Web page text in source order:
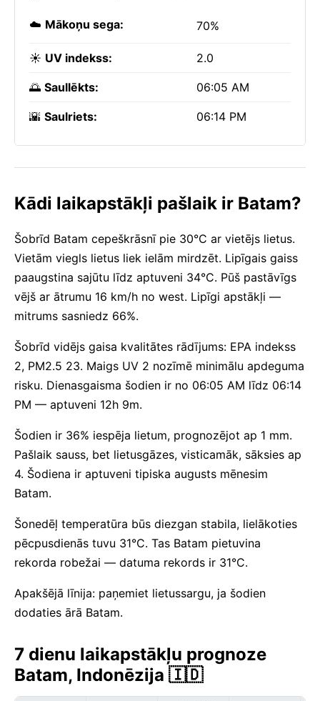
☁️ Mākoņu sega: 70%
☀️ UV indekss: 2.0
🌅 Saullēkts: 06:05 AM
🌇 Saulriets: 06:14 PM
Kādi laikapstākļi pašlaik ir Batam?
Šobrīd Batam cepeškrāsnī pie 30°C ar vietējs lietus.
Vietām viegls lietus liek ielām mirdzēt. Lipīgais gaiss
paaugstina sajūtu līdz aptuveni 34°C. Pūš pastāvīgs
vējš ar ātrumu 16 km/h no west. Lipīgi apstākļi —
mitrums sasniedz 66%.
Šobrīd vidējs gaisa kvalitātes rādījums: EPA indekss
2, PM2.5 23. Maigs UV 2 nozīmē minimālu apdeguma
risku. Dienasgaisma šodien ir no 06:05 AM līdz 06:14
PM — aptuveni 12h 9m.
Šodien ir 36% iespēja lietum, prognozējot ap 1 mm.
Pašlaik sauss, bet lietusgāzes, visticamāk, sāksies ap
4. Šodiena ir aptuveni tipiska augusts mēnesim
Batam.
Šonedēļ temperatūra būs diezgan stabila, lielākoties
pēcpusdienās tuvu 31°C. Tas Batam pietuvina
rekorda robežai — datuma rekords ir 31°C.
Apakšējā līnija: paņemiet lietussargu, ja šodien
dodaties ārā Batam.
7 dienu laikapstākļu prognoze
Batam, Indonēzija 🇮🇩